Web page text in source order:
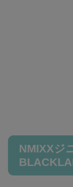
NMIXXジ